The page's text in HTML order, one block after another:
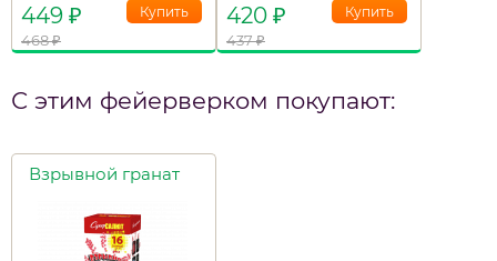
449 ₽
468₽
420 ₽
437₽
С этим фейерверком покупают:
Взрывной гранат